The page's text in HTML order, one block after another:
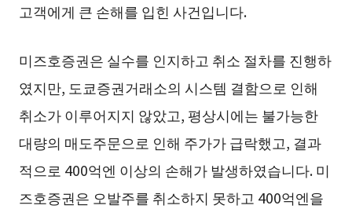
고객에게 큰 손해를 입힌 사건입니다.
미즈호증권은 실수를 인지하고 취소 절차를 진행하
였지만, 도쿄증권거래소의 시스템 결함으로 인해
취소가 이루어지지 않았고, 평상시에는 불가능한
대량의 매도주문으로 인해 주가가 급락했고, 결과
적으로 400억엔 이상의 손해가 발생하였습니다. 미
즈호증권은 오발주를 취소하지 못하고 400억엔을